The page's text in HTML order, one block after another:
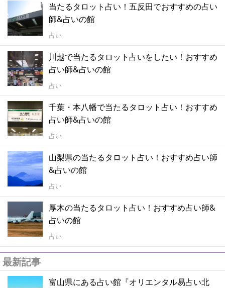
当たるタロット占い！五反田でおすすめの占い
師&占いの館
占い
川越で当たるタロット占いをしたい！おすすめ
占い師&占いの館
占い
千葉・本八幡で当たるタロット占い！おすすめ
占い師&占いの館
占い
山梨県の当たるタロット占い！おすすめ占い師
&占いの館
占い
厚木の当たるタロット占い！おすすめ占い師&
占いの館
占い
最新記事
富山県にある占い館『オリエンタル易占い北